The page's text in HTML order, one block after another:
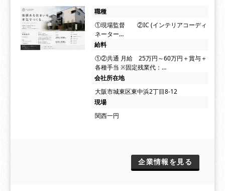
職種
①現場監督 ②IC (インテリアコーディ
ネーター…
給料
①②共通 月給 25万円～60万円＋賞与＋
各種手当 ※固定残業代：…
会社所在地
大阪市城東区東中浜2丁目8-12
現場
関西一円
企業情報を見る